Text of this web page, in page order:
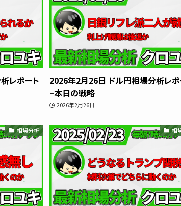
2020年にFXを開始し億
を解説。商材は一切販
かる"に変えるお手伝い
プロフィールをも
相場分析 インジケーター
レポート
2026年2月26日 ドル円相場分析レポ
–本日の戦略
2026年2月26日
相場分析 相